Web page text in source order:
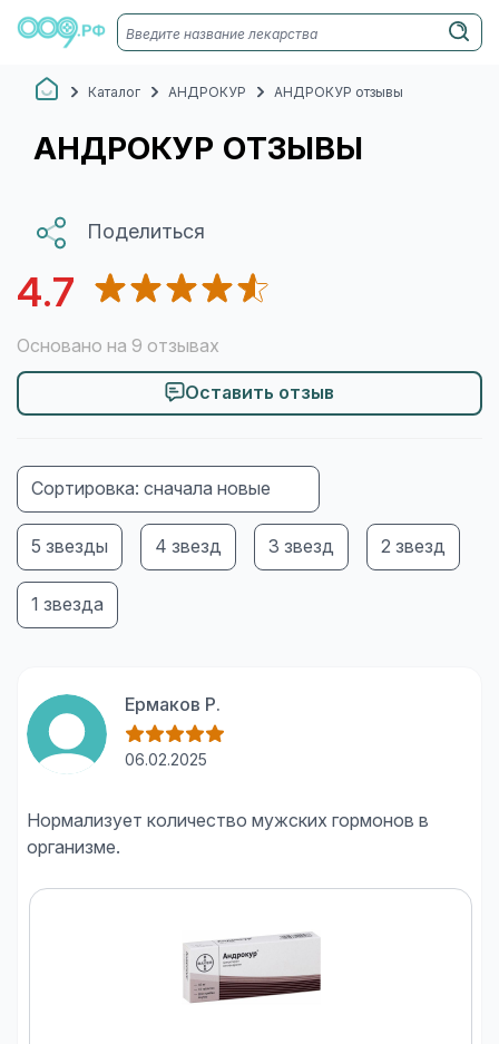
Каталог АНДРОКУР АНДРОКУР отзывы
АНДРОКУР ОТЗЫВЫ
Поделиться
4.7
Основано на 9 отзывах
Оставить отзыв
Сортировка: сначала новые
5 звезды 4 звезд 3 звезд 2 звезд
1 звезда
Ермаков Р.
06.02.2025
Нормализует количество мужских гормонов в